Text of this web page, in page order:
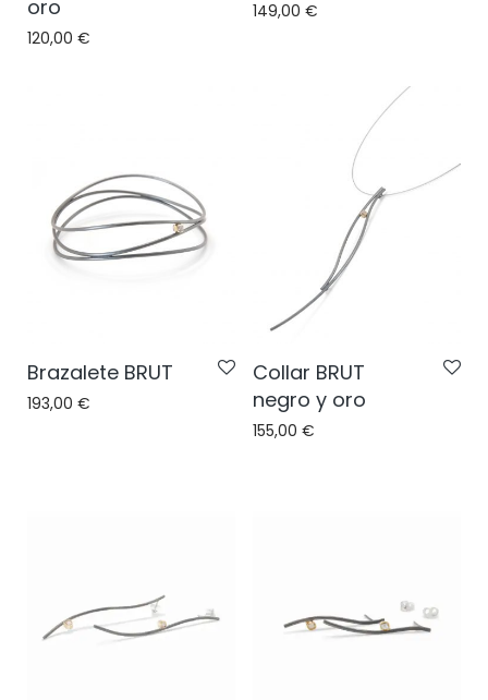
oro
120,00 €
149,00 €
Brazalete BRUT
193,00 €
Collar BRUT
negro y oro
155,00 €